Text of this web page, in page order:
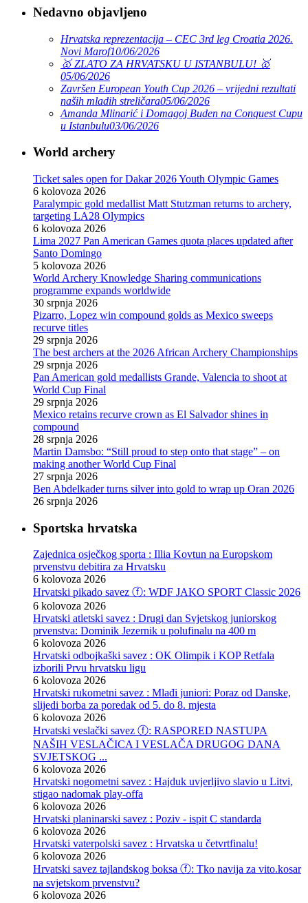
Nedavno objavljeno
Hrvatska reprezentacija – CEC 3rd leg Croatia 2026.
Novi Marof10/06/2026
🥇 ZLATO ZA HRVATSKU U ISTANBULU! 🥇
05/06/2026
Završen European Youth Cup 2026 – vrijedni rezultati
naših mladih streličara05/06/2026
Amanda Mlinarić i Domagoj Buden na Conquest Cupu
u Istanbulu03/06/2026
World archery
Ticket sales open for Dakar 2026 Youth Olympic Games
6 kolovoza 2026
Paralympic gold medallist Matt Stutzman returns to archery,
targeting LA28 Olympics
6 kolovoza 2026
Lima 2027 Pan American Games quota places updated after
Santo Domingo
5 kolovoza 2026
World Archery Knowledge Sharing communications
programme expands worldwide
30 srpnja 2026
Pizarro, Lopez win compound golds as Mexico sweeps
recurve titles
29 srpnja 2026
The best archers at the 2026 African Archery Championships
29 srpnja 2026
Pan American gold medallists Grande, Valencia to shoot at
World Cup Final
29 srpnja 2026
Mexico retains recurve crown as El Salvador shines in
compound
28 srpnja 2026
Martin Damsbo: “Still proud to step onto that stage” – on
making another World Cup Final
27 srpnja 2026
Ben Abdelkader turns silver into gold to wrap up Oran 2026
26 srpnja 2026
Sportska hrvatska
Zajednica osječkog sporta : Illia Kovtun na Europskom
prvenstvu debitira za Hrvatsku
6 kolovoza 2026
Hrvatski pikado savez ⓕ: WDF JAKO SPORT Classic 2026
6 kolovoza 2026
Hrvatski atletski savez : Drugi dan Svjetskog juniorskog
prvenstva: Dominik Jezernik u polufinalu na 400 m
6 kolovoza 2026
Hrvatski odbojkaški savez : OK Olimpik i KOP Retfala
izborili Prvu hrvatsku ligu
6 kolovoza 2026
Hrvatski rukometni savez : Mlađi juniori: Poraz od Danske,
slijedi borba za poredak od 5. do 8. mjesta
6 kolovoza 2026
Hrvatski veslački savez ⓕ: RASPORED NASTUPA
NAŠIH VESLAČICA I VESLAČA DRUGOG DANA
SVJETSKOG ...
6 kolovoza 2026
Hrvatski nogometni savez : Hajduk uvjerljivo slavio u Litvi,
stigao nadomak play-offa
6 kolovoza 2026
Hrvatski planinarski savez : Poziv - ispit C standarda
6 kolovoza 2026
Hrvatski vaterpolski savez : Hrvatska u četvrtfinalu!
6 kolovoza 2026
Hrvatski savez tajlandskog boksa ⓕ: Tko navija za vito.kosar
na svjetskom prvenstvu?
6 kolovoza 2026